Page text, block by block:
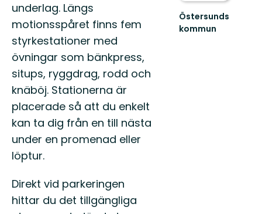
underlag. Längs
motionsspåret finns fem
styrkestationer med
övningar som bänkpress,
situps, ryggdrag, rodd och
knäböj. Stationerna är
placerade så att du enkelt
kan ta dig från en till nästa
under en promenad eller
löptur.
Direkt vid parkeringen
hittar du det tillgängliga
Östersunds
kommun